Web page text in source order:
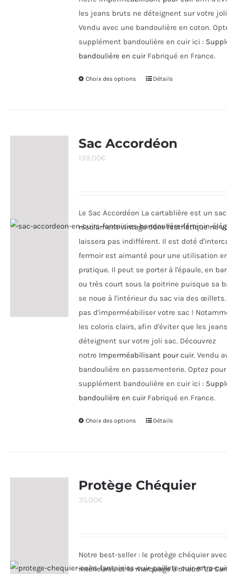
les jeans bruts ne déteignent sur votre
Vendu avec une bandoulière en coton.
supplément bandoulière en cuir ici :
bandoulière en cuirFabriqué en France.
Choix des options
Ce
variations.
Les
choisies
sur
page
produit
Détails
Sac Accordéon
139,00€
Le Sac Accordéon La cartablière est un sac
résolument vintage dont l'esthétique ne
laissera pas indifférent. Il est doté
fermoir est aimanté pour une utilisation
pratique. Il peut se porter à l'épaule, en
ou très court sous la poitrine puisque sa
se noue à l'intérieur du sac via des œillets.
pas d'imperméabiliser votre sac !
les coloris clairs, afin d'éviter que les
déteignent sur votre joli sac. Découvrez
notre Imperméabilisant pour cuir. Vendu
bandoulière en passementerie. Optez
supplément bandoulière en cuir ici :
bandoulière en cuirFabriqué en France.
Choix des options
Ce
variations.
Les
choisies
sur
Détails
Protège Chéquier
35,00€
Notre best-seller : le protège chéquier
intérieures et le marquage à chaud "La